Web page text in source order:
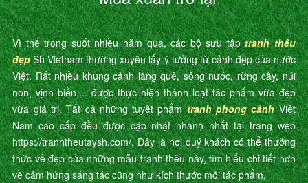
Vì thế trong suốt nhiều năm qua, các bộ sưu tậptranh thêu
đẹpSh Vietnam thường xuyên lấy ý tưởng từ cảnh đẹp của nước
Việt. Rất nhiều khung cảnh làng quê, sông nước, rừng cây, núi
non, vịnh biển,... được thực hiện thành loạt tác phẩm vừa đẹp
vừa giá trị. Tất cả những tuyệt phẩmtranh phong cảnhViệt
Nam cao cấp đều được cập nhật nhanh nhất tại trang web
https://tranhtheutaysh.com/. Đây là nơi quý khách có thể thưởng
thức vẻ đẹp của những mẫu tranh thêu này, tìm hiểu chi tiết hơn
về cảm hứng sáng tác cũng như kích thước mỗi tác phẩm.